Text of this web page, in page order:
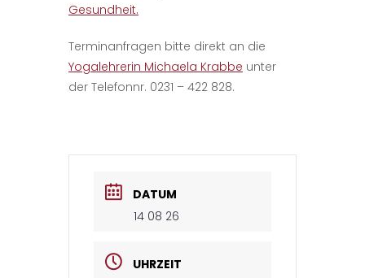
Gesundheit.
Terminanfragen bitte direkt an die
Yogalehrerin Michaela Krabbe unter
der Telefonnr. 0231 – 422 828.
DATUM
14 08 26
UHRZEIT